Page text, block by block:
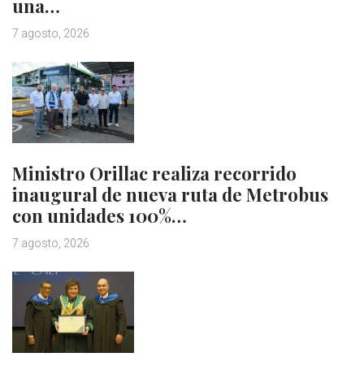
una…
7 agosto, 2026
Ministro Orillac realiza recorrido
inaugural de nueva ruta de Metrobus
con unidades 100%…
7 agosto, 2026